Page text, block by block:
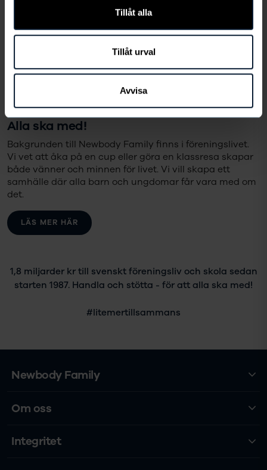
Tillåt alla
Tillåt urval
Avvisa
Alla ska med!
Bakgrunden till Newbody Family finns i föreningslivet.
Vi vet att åka på en cup eller göra en klassresa skapar
både vänner och minnen för livet. Vi vill skapa ett
samhälle där alla barn och ungdomar får vara med om
det.
LÄS MER HÄR
1,8 miljarder kr till svenskt föreningsliv och skola sedan
starten 1987. Handla och stötta - för att alla ska med!
#litemertillsammans
Newbody Family
Om oss
Integritet